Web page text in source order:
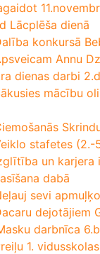
Lācplēša dienā
konkursā
Annu
dienas darbi
mācību
stafetes (2.-
un karjera
dabā
sevi
dejotājiem
darbnīca 6.b
1.